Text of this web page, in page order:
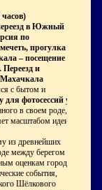
в Южный
по
прогулка
– посещение
и
Махачкала
с бытом и
для фотосессий у
в своем роде,
масштабом идеи и
из древнейших
между берегом
оценкам городу
события,
Шёлкового